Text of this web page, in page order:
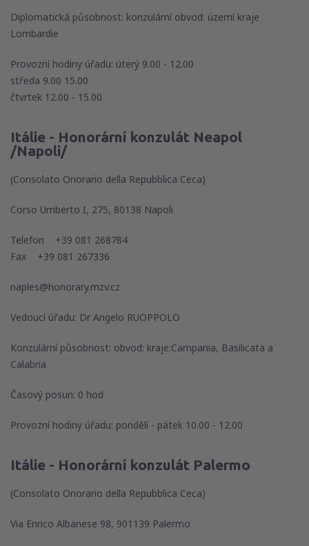
Diplomatická působnost: konzulární obvod: území kraje
Lombardie
Provozní hodiny úřadu: úterý 9.00 - 12.00
středa 9.00 15.00
čtvrtek 12.00 - 15.00
Itálie - Honorární konzulát Neapol
/Napoli/
(Consolato Onorario della Repubblica Ceca)
Corso Umberto I, 275, 80138 Napoli
Telefon +39 081 268784
Fax +39 081 267336
naples@honorary.mzv.cz
Vedoucí úřadu: Dr Angelo RUOPPOLO
Konzulární působnost: obvod: kraje:Campania, Basilicata a
Calabria
Časový posun: 0 hod
Provozní hodiny úřadu: pondělí - pátek 10.00 - 12.00
Itálie - Honorární konzulát Palermo
(Consolato Onorario della Repubblica Ceca)
Via Enrico Albanese 98, 901139 Palermo